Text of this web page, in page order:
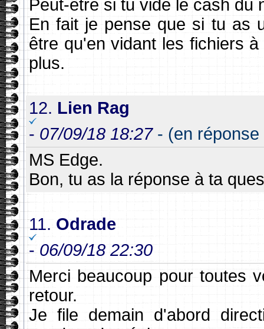
Peut-être si tu vide le cash du
En fait je pense que si tu as
être qu'en vidant les fichiers
plus.
12. Lien Rag
- 07/09/18 18:27 - (en
MS Edge.
Bon, tu as la réponse à ta
11. Odrade
- 06/09/18 22:30
Merci beaucoup pour toutes
retour.
Je file demain d'abord